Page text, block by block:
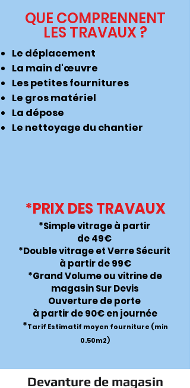
QUE COMPRENNENT
LES TRAVAUX ?
Le déplacement
La main d'œuvre
Les petites fournitures
Le gros matériel
La dépose
Le nettoyage du chantier
*PRIX DES TRAVAUX
*Simple vitrage à partir
de 49€
*Double vitrage et Verre Sécurit
à partir de 99€
*Grand Volume ou vitrine de
magasin Sur Devis
Ouverture de porte
à partir de 90€ en journée
*Tarif Estimatif moyen fourniture (min
0.50m2)
Devanture de magasin